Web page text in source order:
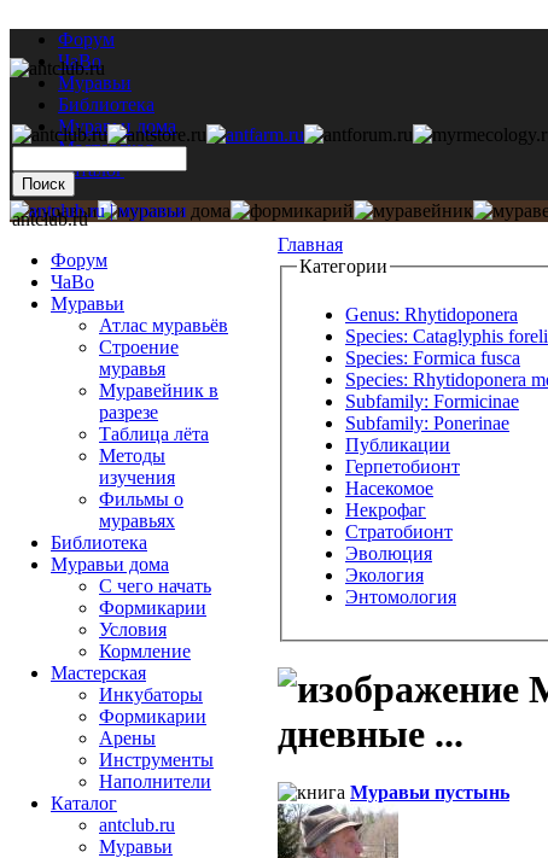
Форум
ЧаВо
Муравьи
Библиотека
Муравьи дома
Мастерская
Каталог
Главная
Категории
Genus: Rhytidoponera
Species: Cataglyphis foreli
Species: Formica fusca
Species: Rhytidoponera
Subfamily: Formicinae
Subfamily: Ponerinae
Публикации
Герпетобионт
Насекомое
Некрофаг
Стратобионт
Эволюция
Экология
Энтомология
дневные ...
Муравьи пустынь
antclub.ru
Форум
ЧаВо
Муравьи
Атлас муравьёв
Строение
муравья
Муравейник в
разрезе
Таблица лёта
Методы
изучения
Фильмы о
муравьях
Библиотека
Муравьи дома
С чего начать
Формикарии
Условия
Кормление
Мастерская
Инкубаторы
Формикарии
Арены
Инструменты
Наполнители
Каталог
antclub.ru
Муравьи